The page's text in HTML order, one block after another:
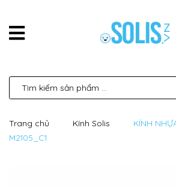
Trang chủ Kính Solis
KÍNH
M2105_C1